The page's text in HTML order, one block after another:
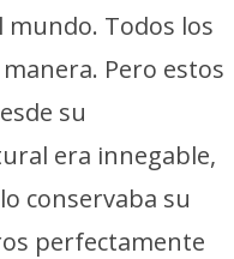
Todos los
Pero estos
su
era innegable,
conservaba su
perfectamente